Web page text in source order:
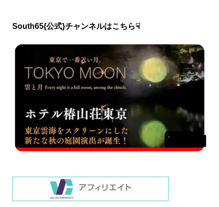
South65{公式}チャンネルはこちら☟